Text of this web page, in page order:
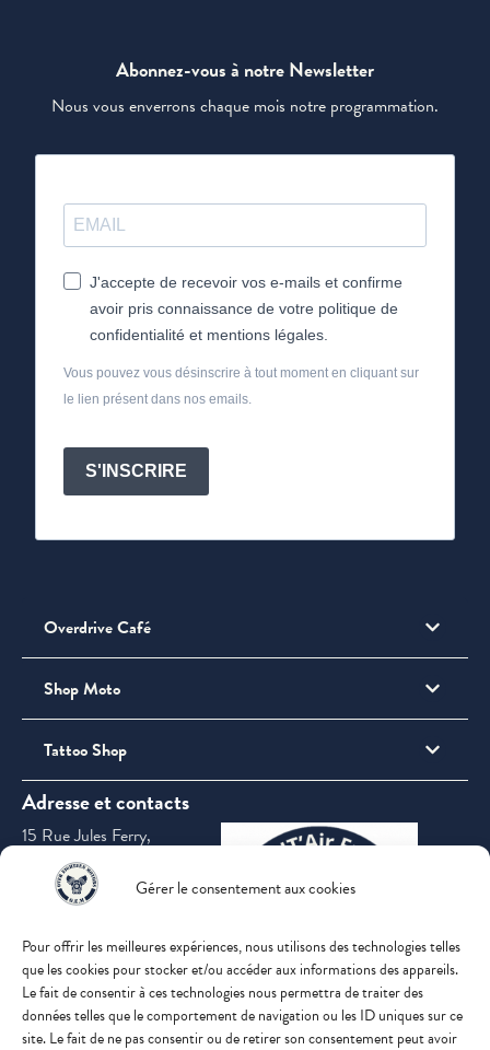
Gérer le consentement aux cookies
Pour offrir les meilleures expériences, nous utilisons des technologies telles
que les cookies pour stocker et/ou accéder aux informations des appareils.
Le fait de consentir à ces technologies nous permettra de traiter des
données telles que le comportement de navigation ou les ID uniques sur ce
site. Le fait de ne pas consentir ou de retirer son consentement peut avoir
Abonnez-vous à notre Newsletter
Nous vous enverrons chaque mois notre programmation.
J'accepte de recevoir vos e-mails et confirme
avoir pris connaissance de votre politique de
confidentialité et mentions légales.
Vous pouvez vous désinscrire à tout moment en cliquant sur
le lien présent dans nos emails.
S'INSCRIRE
Overdrive Café
Shop Moto
Tattoo Shop
Adresse et contacts
15 Rue Jules Ferry,
69360 Saint-
Symphorien-d'Ozon
contact@overeighteenmotors.com